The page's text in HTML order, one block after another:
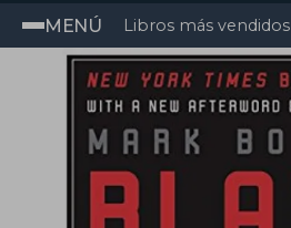
MENÚ Libros más vendidos